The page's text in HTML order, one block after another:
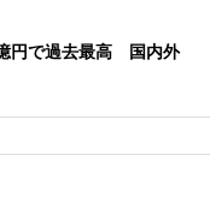
円で過去最高 国内外